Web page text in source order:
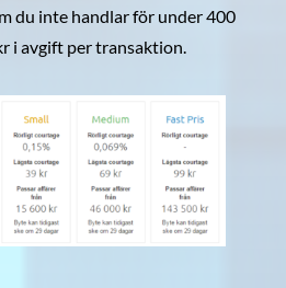
du inte handlar för under 400
i avgift per transaktion.